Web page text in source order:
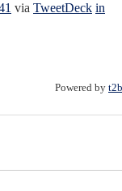
via TweetDeck in
Powered by t2b